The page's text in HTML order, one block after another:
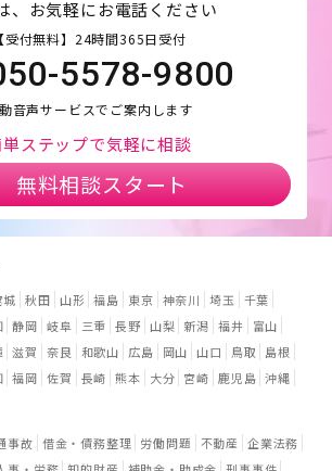
、お気軽にお電話ください
【受付無料】24時間365日受付
5578-9800
音声サービスでご案内します
ステップで気軽に相談
無料相談スタート
城 秋田 山形 福島 東京 神奈川 埼玉
千葉
静岡 岐阜 三重 長野 山梨 新潟 福井
富山
滋賀 奈良 和歌山 広島 岡山 山口 鳥取
島根
福岡 佐賀 長崎 熊本 大分 宮崎 鹿児島 沖縄
事故 借金・債務整理 労働問題 不動産 企業法務